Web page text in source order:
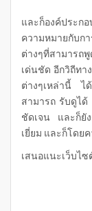
และก็องค์ประก
ความหมายกับ
ต่างๆที่สามารถ
เด่นชัด อีกวิถีทา
ต่างๆเหล่านี้ ไ
สามารถ รับดูไ
ชัดเจน และก็ยั
เยี่ยม และก็โดย
เสนอแนะเว็บไ